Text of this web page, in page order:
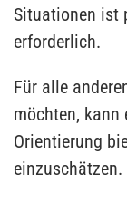
Situationen ist
erforderlich.
Für alle
möchten, kann
Orientierung
einzuschätzen.